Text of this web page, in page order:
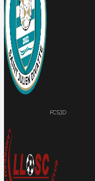
FCSJD